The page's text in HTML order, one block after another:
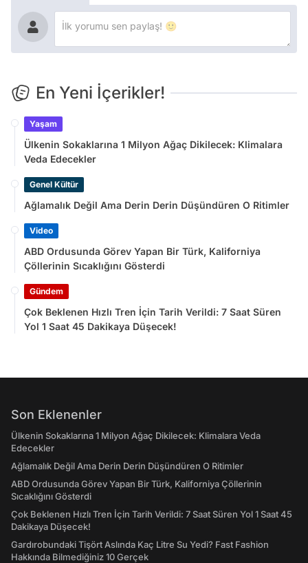
En Yeni İçerikler!
Yaşam
Ülkenin Sokaklarına 1 Milyon Ağaç Dikilecek: Klimalara
Veda Edecekler
Genel Kültür
Ağlamalık Değil Ama Derin Derin Düşündüren O Ritimler
Video
ABD Ordusunda Görev Yapan Bir Türk, Kaliforniya
Çöllerinin Sıcaklığını Gösterdi
Gündem
Çok Beklenen Hızlı Tren İçin Tarih Verildi: 7 Saat Süren
Yol 1 Saat 45 Dakikaya Düşecek!
Son Eklenenler
Ülkenin Sokaklarına 1 Milyon Ağaç Dikilecek: Klimalara Veda
Edecekler
Ağlamalık Değil Ama Derin Derin Düşündüren O Ritimler
ABD Ordusunda Görev Yapan Bir Türk, Kaliforniya Çöllerinin
Sıcaklığını Gösterdi
Çok Beklenen Hızlı Tren İçin Tarih Verildi: 7 Saat Süren Yol 1 Saat 45
Dakikaya Düşecek!
Gardırobundaki Tişört Aslında Kaç Litre Su Yedi? Fast Fashion
Hakkında Bilmediğiniz 10 Gerçek